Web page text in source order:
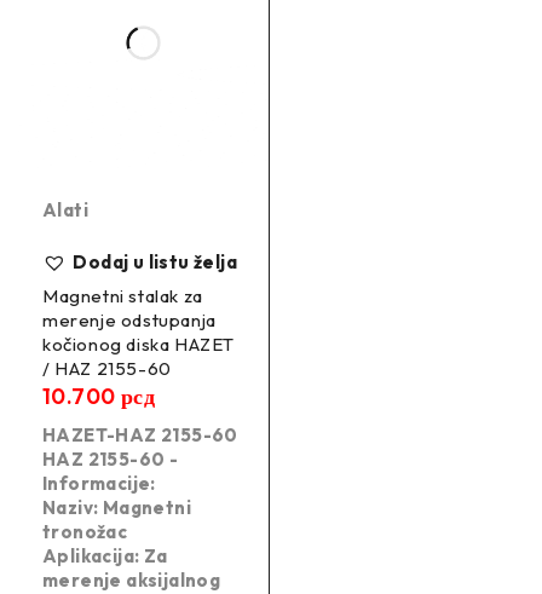
Alati
Dodaj u listu želja
Magnetni stalak za
merenje odstupanja
kočionog diska HAZET
/ HAZ 2155-60
10.700 рсд
HAZET-HAZ 2155-60
HAZ 2155-60 -
Informacije:
Naziv: Magnetni
tronožac
Aplikacija: Za
merenje aksijalnog